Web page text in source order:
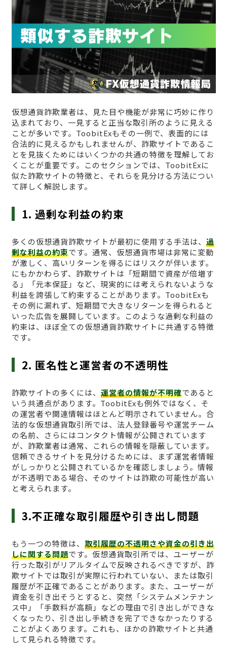
仮想通貨詐欺業者は、見た目や機能が非常に巧妙に作り
込まれており、一見すると正当な取引所のように見える
ことが多いです。ToobitExもその一例で、表面的には
合法的に見えるかもしれませんが、詐欺サイトであるこ
とを見抜くためにはいくつかの共通の特徴を理解してお
くことが重要です。このセクションでは、ToobitExに
似た詐欺サイトの特徴と、それらを見分ける方法につい
て詳しく解説します。
1. 過剰な利益の約束
多くの仮想通貨詐欺サイトが最初に使用する手法は、 過
剰な利益の約束です。通常、仮想通貨市場は非常に変動
が激しく、高いリターンを得るにはリスクが伴います。
にもかかわらず、詐欺サイトは「短期間で資産が倍増す
る」「元本保証」など、現実的には考えられないような
利益を誇張して約束することがあります。ToobitExも
その例に漏れず、短期間で大きなリターンを得られると
いった広告を展開しています。このような過剰な利益の
約束は、ほぼ全ての仮想通貨詐欺サイトに共通する特徴
です。
2. 匿名性と運営者の不透明性
詐欺サイトの多くには、 運営者の情報が不明確であると
いう共通点があります。ToobitExも例外ではなく、そ
の運営者や関連情報はほとんど明示されていません。合
法的な仮想通貨取引所では、法人登録番号や運営チーム
の名前、さらにはコンタクト情報が公開されています
が、詐欺業者は通常、これらの情報を隠蔽しています。
信頼できるサイトを見分けるためには、まず運営者情報
がしっかりと公開されているかを確認しましょう。情報
が不透明である場合、そのサイトは詐欺の可能性が高い
と考えられます。
3.不正確な取引履歴や引き出し問題
もう一つの特徴は、 取引履歴の不透明さや資金の引き出
しに関する問題です。仮想通貨取引所では、ユーザーが
行った取引がリアルタイムで反映されるべきですが、詐
欺サイトでは取引が実際に行われていない、または取引
履歴が不正確であることがあります。また、ユーザーが
資金を引き出そうとすると、突然「システムメンテナン
ス中」「手数料が高額」などの理由で引き出しができな
くなったり、引き出し手続きを完了できなかったりする
ことがよくあります。これも、ほかの詐欺サイトと共通
して見られる特徴です。